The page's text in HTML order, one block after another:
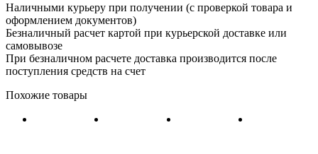
Наличными курьеру при получении (с проверкой товара и
оформлением документов)
Безналичный расчет картой при курьерской доставке или
самовывозе
При безналичном расчете доставка производится после
поступления средств на счет
Похожие товары